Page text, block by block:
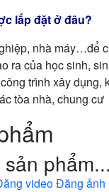
lắp đặt ở đâu?
nhà máy…để
ra của học sinh,
trình xây
tòa nhà, chung cư
phẩm...
videoĐăng ảnh